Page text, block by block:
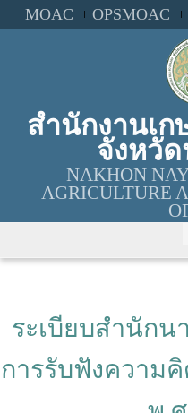
MOAC OPSMOAC
สำนักงานเ
จังหวั
NAKHON
AGRICULTURE
ระเบียบสำนักน
การรับฟังความ